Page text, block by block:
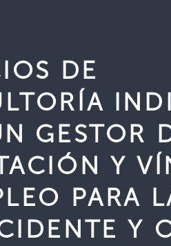
DE
GESTOR
Y
PARA
Y